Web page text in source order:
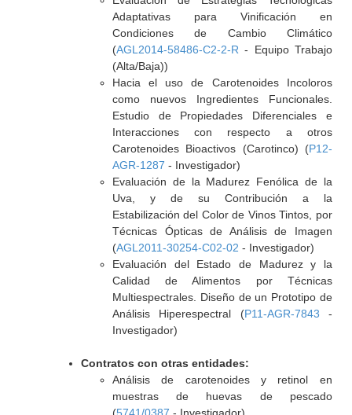
Adaptativas para Vinificación en
Condiciones de Cambio Climático
(AGL2014-58486-C2-2-R - Equipo Trabajo
(Alta/Baja))
Hacia el uso de Carotenoides Incoloros
como nuevos Ingredientes Funcionales.
Estudio de Propiedades Diferenciales e
Interacciones con respecto a otros
Carotenoides Bioactivos (Carotinco) (P12-
AGR-1287 - Investigador)
Evaluación de la Madurez Fenólica de la
Uva, y de su Contribución a la
Estabilización del Color de Vinos Tintos, por
Técnicas Ópticas de Análisis de Imagen
(AGL2011-30254-C02-02 - Investigador)
Evaluación del Estado de Madurez y la
Calidad de Alimentos por Técnicas
Multiespectrales. Diseño de un Prototipo de
Análisis Hiperespectral (P11-AGR-7843 -
Investigador)
Contratos con otras entidades:
Análisis de carotenoides y retinol en
muestras de huevas de pescado